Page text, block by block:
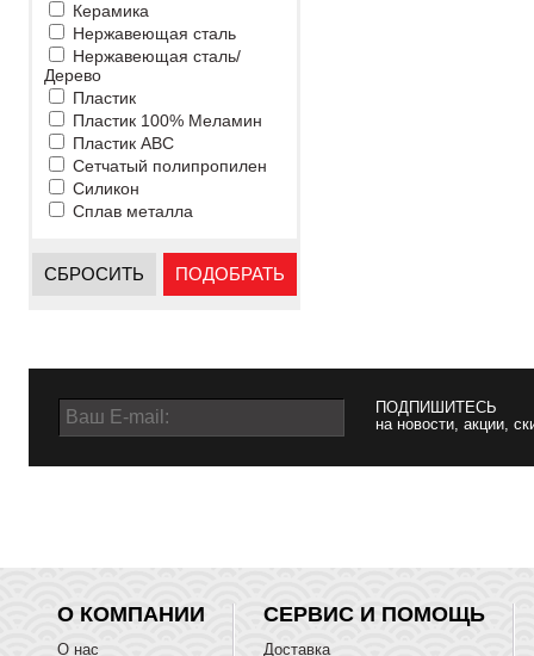
Керамика
Нержавеющая сталь
Нержавеющая сталь/
Дерево
Пластик
Пластик 100% Меламин
Пластик ABC
Сетчатый полипропилен
Силикон
Сплав металла
СБРОСИТЬ ПОДОБРАТЬ
ПОДПИШИТЕСЬ
на новости, акции,
О КОМПАНИИ
О нас
СЕРВИС И ПОМОЩЬ
Доставка